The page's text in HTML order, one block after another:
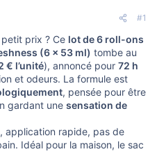
#1
prix ? Ce lot de 6 roll-ons
(6 × 53 ml) tombe au
€ l’unité), annoncé pour 72 h
et odeurs. La formule est
, pensée pour être
gardant une sensation de
application rapide, pas de
Idéal pour la maison, le sac